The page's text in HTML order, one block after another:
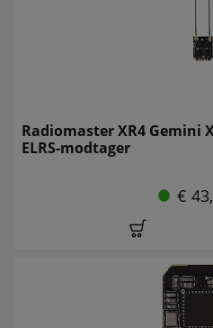
Radiomaster XR4 Gemini
ELRS-modtager
€